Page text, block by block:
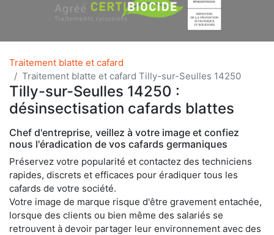
Traitement blatte et cafard
Traitement blatte et cafard Tilly-sur-Seulles 14250
Tilly-sur-Seulles 14250 :
désinsectisation cafards blattes
Chef d'entreprise, veillez à votre image et confiez
nous l'éradication de vos cafards germaniques
Préservez votre popularité et contactez des techniciens
rapides, discrets et efficaces pour éradiquer tous les
cafards de votre société.
Votre image de marque risque d'être gravement entachée,
lorsque des clients ou bien même des salariés se
retrouvent à devoir partager leur environnement avec des